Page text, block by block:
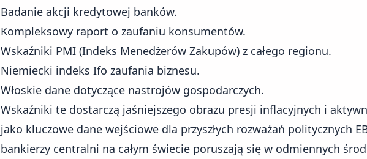
Badanie akcji kredytowej banków.
Kompleksowy raport o zaufaniu konsumentów.
Wskaźniki PMI (Indeks Menedżerów Zakupów) z całego regionu.
Niemiecki indeks Ifo zaufania biznesu.
Włoskie dane dotyczące nastrojów gospodarczych.
Wskaźniki te dostarczą jaśniejszego obrazu presji inflacyjnych i
jako kluczowe dane wejściowe dla przyszłych rozważań politycznych
bankierzy centralni na całym świecie poruszają się w odmiennych